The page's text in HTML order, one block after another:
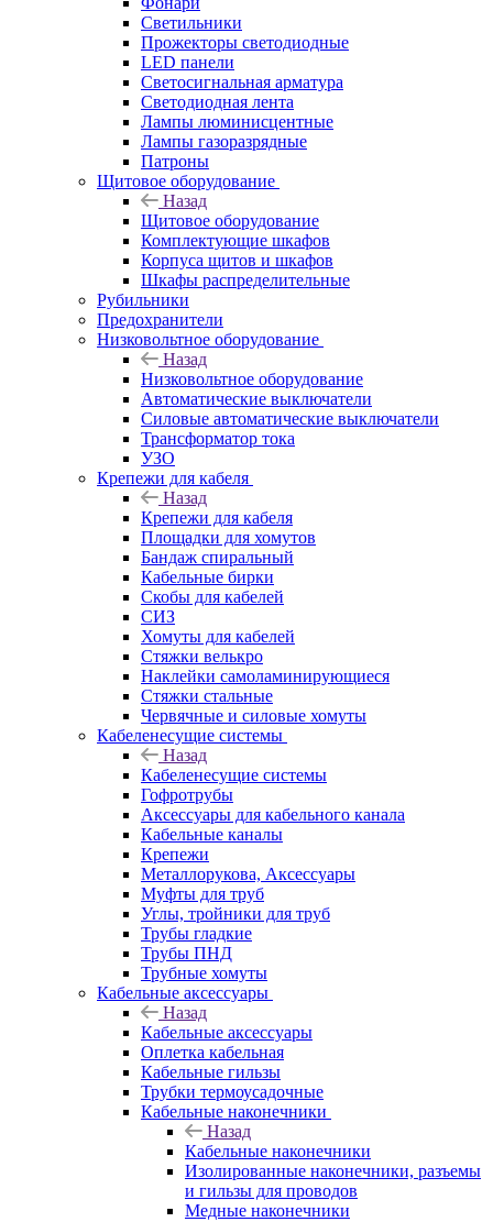
Светильники
Прожекторы светодиодные
LED панели
Светосигнальная арматура
Светодиодная лента
Лампы люминисцентные
Лампы газоразрядные
Патроны
Щитовое оборудование
Назад
Щитовое оборудование
Комплектующие шкафов
Корпуса щитов и шкафов
Шкафы распределительные
Рубильники
Предохранители
Низковольтное оборудование
Назад
Низковольтное оборудование
Автоматические выключатели
Силовые автоматические выключатели
Трансформатор тока
УЗО
Крепежи для кабеля
Назад
Крепежи для кабеля
Площадки для хомутов
Бандаж спиральный
Кабельные бирки
Cкобы для кабелей
СИЗ
Хомуты для кабелей
Стяжки велькро
Наклейки самоламинирующиеся
Стяжки стальные
Червячные и силовые хомуты
Кабеленесущие системы
Назад
Кабеленесущие системы
Гофротрубы
Аксессуары для кабельного канала
Кабельные каналы
Крепежи
Металлорукова, Аксессуары
Муфты для труб
Углы, тройники для труб
Трубы гладкие
Трубы ПНД
Трубные хомуты
Кабельные аксессуары
Назад
Кабельные аксессуары
Оплетка кабельная
Кабельные гильзы
Трубки термоусадочные
Кабельные наконечники
Назад
Кабельные наконечники
Изолированные наконечники, разъемы
и гильзы для проводов
Медные наконечники